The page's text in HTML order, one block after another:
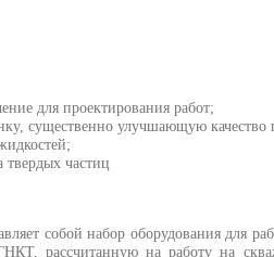
для проектирования работ;
существенно улучшающую качество
твердых частиц
собой набор оборудования для
рассчитанную на работу на